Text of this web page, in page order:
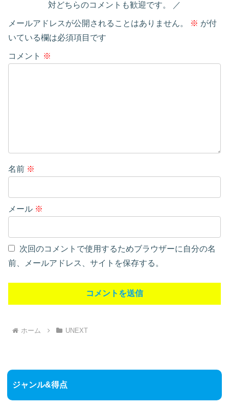
対どちらのコメントも歓迎です。
メールアドレスが公開されることはありません。 ※ が付
いている欄は必須項目です
コメント ※
名前 ※
メール ※
次回のコメントで使用するためブラウザーに自分の名
前、メールアドレス、サイトを保存する。
ホーム UNEXT
ジャンル&得点